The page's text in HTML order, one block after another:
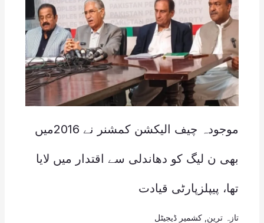
موجودہ چیف الیکشن کمشنر نے 2016میں
بھی ن لیگ کو دھاندلی سے اقتدار میں لایا
تھا، پیپلزپارٹی قیادت
تازہ ترین کشمیر ڈیجیٹل